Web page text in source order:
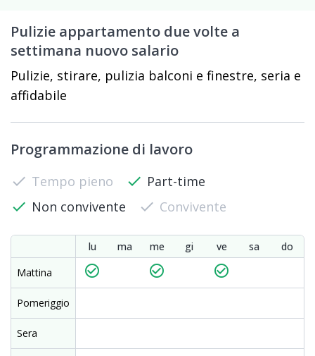
Pulizie appartamento due volte a
settimana nuovo salario
Pulizie, stirare, pulizia balconi e finestre, seria e
affidabile
Programmazione di lavoro
check Tempo pieno check Part-time
check Non convivente check Convivente
lu ma me gi ve sa
do
Mattina
check_circle_outline check_circle_outline check_circle_outline
Pomeriggio
Sera